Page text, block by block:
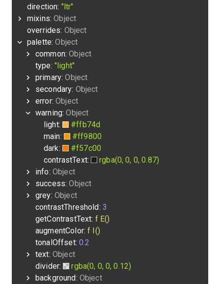
direction: "ltr"
mixins:Object
overrides: Object
palette:Object
common:Object
type: "light"
primary:Object
secondary: Object
error:Object
warning:Object
light:
#ffb74d
main:
#ff9800
dark:
#f57c00
contrastText:
rgba(0, 0, 0, 0.87)
info: Object
success:Object
grey: Object
contrastThreshold: 3
getContrastText: f E()
augmentColor:f I()
tonalOffset: 0.2
text: Object
divider:
rgba(0, 0, 0, 0.12)
background: Object